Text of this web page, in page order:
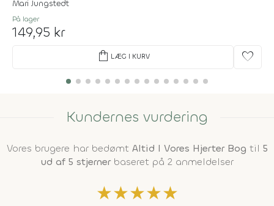
Mari Jungstedt
På lager
149,95 kr
shopping_bag LÆG I KURV favorite
Kundernes vurdering
Vores brugere har bedømt Altid I Vores Hjerter Bog til 5
ud af 5 stjernerbaseret på 2 anmeldelser
★★★★★